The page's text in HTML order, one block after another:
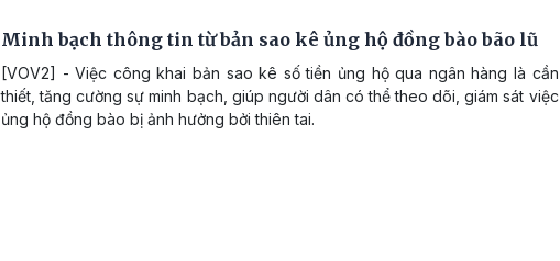
Minh bạch thông tin từ bản sao kê ủng hộ đồng bào bão lũ
[VOV2] - Việc công khai bản sao kê số tiền ủng hộ qua ngân hàng là cần
thiết, tăng cường sự minh bạch, giúp người dân có thể theo dõi, giám sát việc
ủng hộ đồng bào bị ảnh hưởng bởi thiên tai.